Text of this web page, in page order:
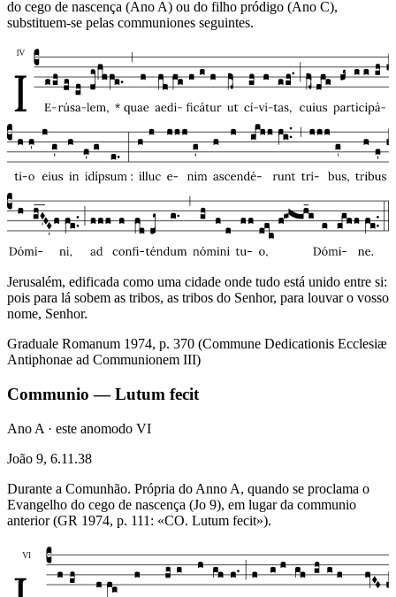
do cego de nascença (Ano A) ou do filho pródigo (Ano C),
substituem-se pelas communiones seguintes.
Jerusalém, edificada como uma cidade onde tudo está unido entre si:
pois para lá sobem as tribos, as tribos do Senhor, para louvar o vosso
nome, Senhor.
Graduale Romanum 1974, p. 370 (Commune Dedicationis Ecclesiæ
Antiphonae ad Communionem III)
Communio — Lutum fecit
Ano A · este anomodo VI
João 9, 6.11.38
Durante a Comunhão. Própria do Anno A, quando se proclama o
Evangelho do cego de nascença (Jo 9), em lugar da communio
anterior (GR 1974, p. 111: «CO. Lutum fecit»).